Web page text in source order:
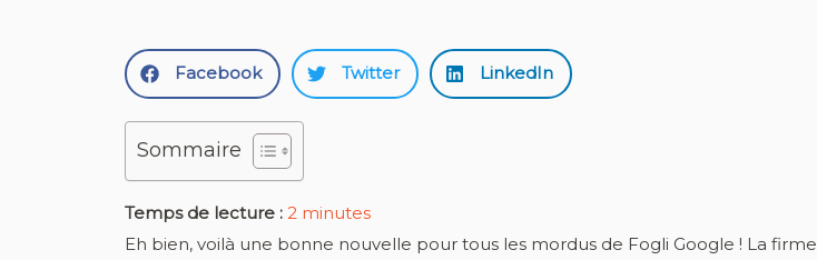
Facebook Twitter LinkedIn
Sommaire
Temps de lecture : 2 minutes
Eh bien, voilà une bonne nouvelle pour tous les mordus de Fogli Google ! La